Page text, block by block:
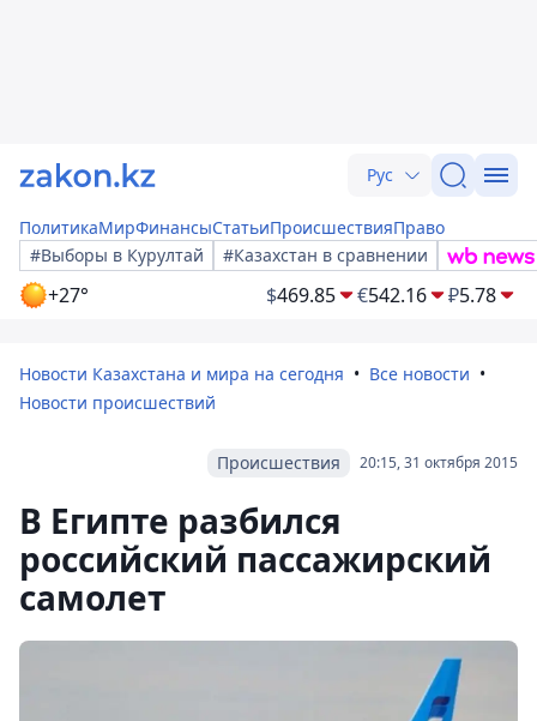
Рус
ПолитикаМирФинансыСтатьиПроисшествияПраво
#Выборы в Курултай
#Казахстан в сравнении
+27° $469.85 €542.16 ₽5.78
Новости Казахстана и мира на сегодня
Все новости
Новости происшествий
20:15, 31 октября 2015
Происшествия
В Египте разбился
российский пассажирский
самолет